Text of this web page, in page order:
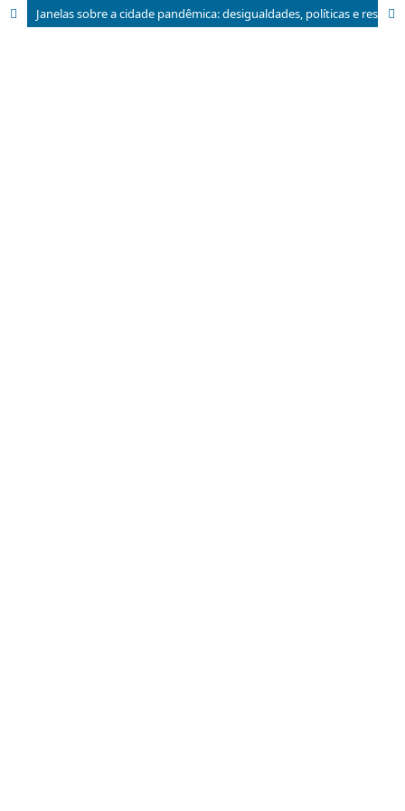
Janelas sobre a cidade pandêmica: desigualdades, políticas e resistências